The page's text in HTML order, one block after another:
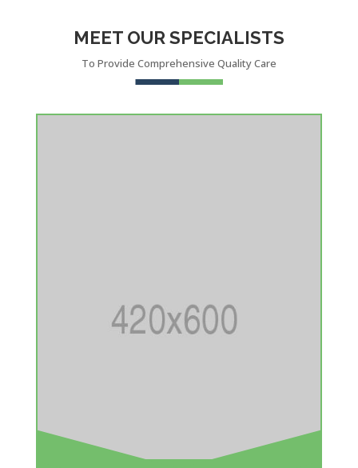
MEET OUR SPECIALISTS
To Provide Comprehensive Quality Care